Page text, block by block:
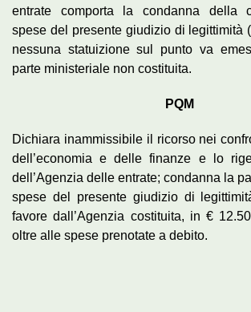
entrate comporta la condanna della
spese del presente giudizio di legittimità
nessuna statuizione sul punto va
parte ministeriale non costituita.
PQM
Dichiara inammissibile il ricorso nei
dell’economia e delle finanze e lo
dell’Agenzia delle entrate; condanna la
spese del presente giudizio di
favore dall’Agenzia costituita, in €
oltre alle spese prenotate a debito.